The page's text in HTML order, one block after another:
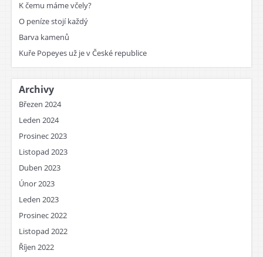
K čemu máme včely?
O peníze stojí každý
Barva kamenů
Kuře Popeyes už je v České republice
Archivy
Březen 2024
Leden 2024
Prosinec 2023
Listopad 2023
Duben 2023
Únor 2023
Leden 2023
Prosinec 2022
Listopad 2022
Říjen 2022